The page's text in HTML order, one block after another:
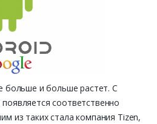
больше и больше растет. С
соответственно
из таких стала компания Tizen,